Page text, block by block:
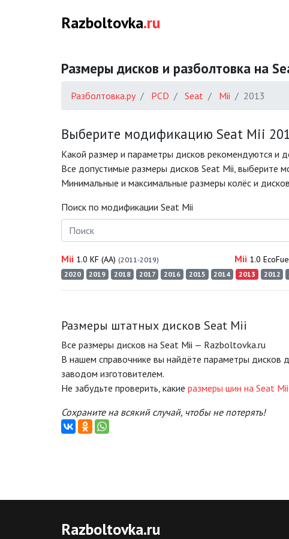
Razboltovka.ru
Размеры дисков и разболтовка на
Разболтовка.ру PCD Seat Mii 2013
Выберите модификацию Seat Mii
Какой размер и параметры дисков рекомендуются и
Все допустимые размеры дисков Seat Mii, выберите
Минимальные и максимальные размеры колёс и
Поиск по модификации Seat Mii
Mii 1.0 KF (AA) (2011-2019) Mii 1.0
2020
2019 2018 2017 2016 2015 2014 2013 2012
Размеры штатных дисков Seat Mii
Все размеры дисков на Seat Mii — Razboltovka.ru
В нашем справочнике вы найдёте параметры дисков
заводом изготовителем.
Не забудьте проверить, какие размеры шин на Seat Mii
Сохраните на всякий случай, чтобы не потерять!
Razboltovka.ru